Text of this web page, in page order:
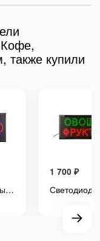
также купили
Рекламная вывеска, светодиодная табличка "Открыто", размер 55х30 см
1 700 ₽